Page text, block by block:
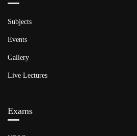
Subjects
Events
Gallery
Live Lectures
Exams